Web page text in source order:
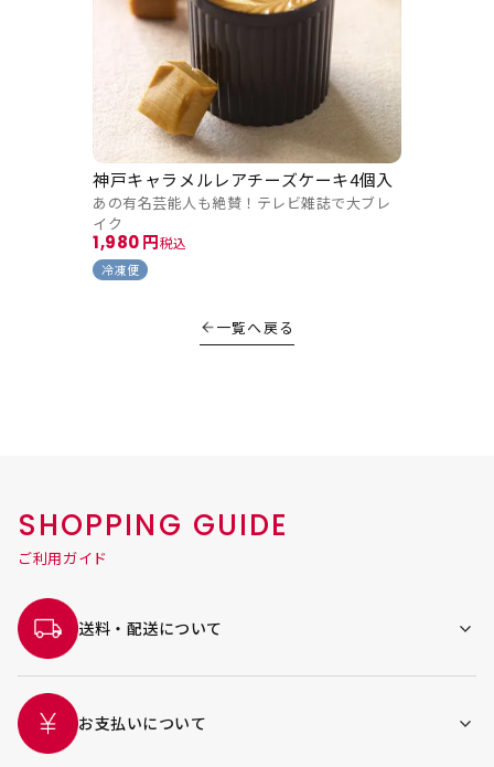
あの有名芸能人も絶賛！テレビ雑誌で大ブレ
イク
神戸キャラメルレアチーズケーキ4個入
冷凍便
1,980 税込
一覧へ戻る
SHOPPING GUIDE
ご利用ガイド
送料・配送について
お支払いについて